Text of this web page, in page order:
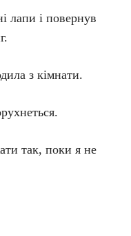
лапи і повернув
з кімнати.
так, поки я не